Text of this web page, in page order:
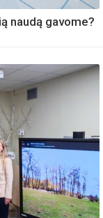
naudą gavome?